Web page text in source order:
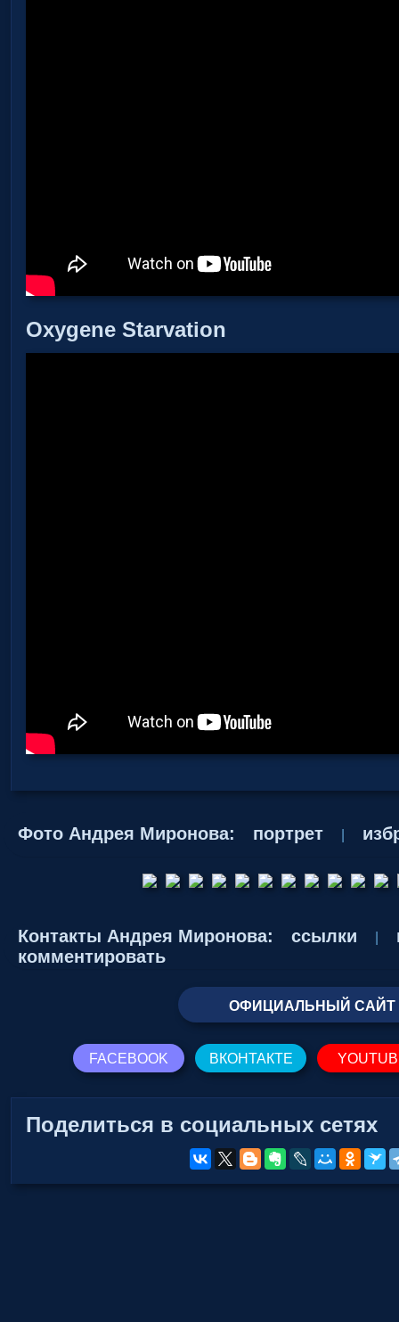
Oxygene Starvation
Фото Андрея Миронова: портрет
Контакты Андрея Миронова: ссылки
комментировать
ОФИЦИАЛЬНЫЙ САЙТ
FACEBOOK ВКОНТАКТЕ
Поделиться в социальных сетях